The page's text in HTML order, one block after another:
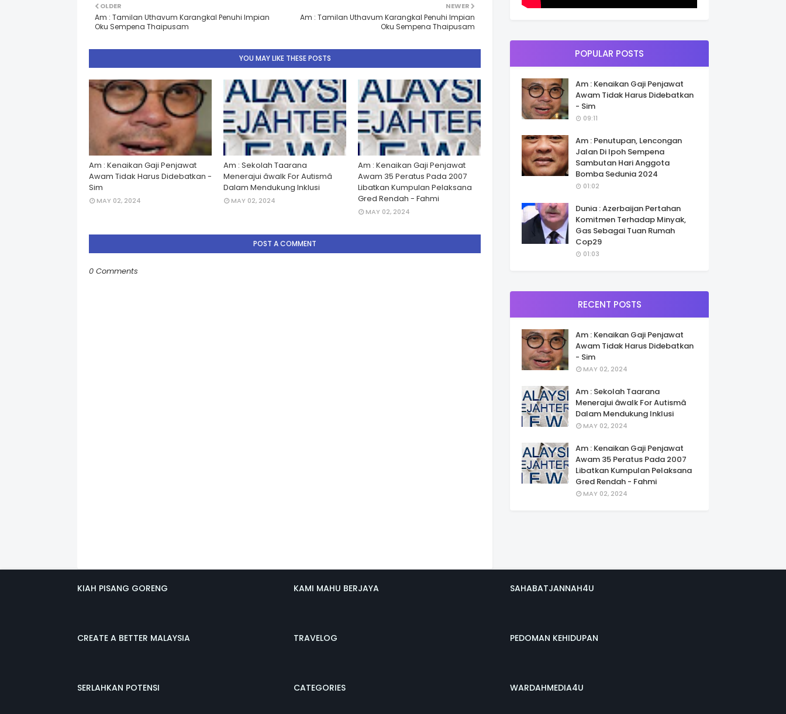
NEWER
Am : Tamilan Uthavum Karangkal Penuhi Impian
Oku Sempena Thaipusam
OLDER
Am : Tamilan Uthavum Karangkal Penuhi Impian
Oku Sempena Thaipusam
YOU MAY LIKE THESE POSTS
Am : Kenaikan Gaji Penjawat
Awam Tidak Harus Didebatkan -
Sim
MAY 02, 2024
Am : Sekolah Taarana
Menerajui âwalk For Autismâ
Dalam Mendukung Inklusi
MAY 02, 2024
Am : Kenaikan Gaji Penjawat
Awam 35 Peratus Pada 2007
Libatkan Kumpulan Pelaksana
Gred Rendah - Fahmi
MAY 02, 2024
POST A COMMENT
0 Comments
POPULAR POSTS
Am : Kenaikan Gaji Penjawat
Awam Tidak Harus Didebatkan
- Sim
09:11
Am : Penutupan, Lencongan
Jalan Di Ipoh Sempena
Sambutan Hari Anggota
Bomba Sedunia 2024
01:02
Dunia : Azerbaijan Pertahan
Komitmen Terhadap Minyak,
Gas Sebagai Tuan Rumah
Cop29
01:03
RECENT POSTS
Am : Kenaikan Gaji Penjawat
Awam Tidak Harus Didebatkan
- Sim
MAY 02, 2024
Am : Sekolah Taarana
Menerajui âwalk For Autismâ
Dalam Mendukung Inklusi
MAY 02, 2024
Am : Kenaikan Gaji Penjawat
Awam 35 Peratus Pada 2007
Libatkan Kumpulan Pelaksana
Gred Rendah - Fahmi
MAY 02, 2024
KIAH PISANG GORENG
CREATE A BETTER MALAYSIA
SERLAHKAN POTENSI
KAMI MAHU BERJAYA
TRAVELOG
CATEGORIES
SAHABATJANNAH4U
PEDOMAN KEHIDUPAN
WARDAHMEDIA4U